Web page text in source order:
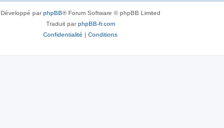
Développé parphpBB® Forum Software © phpBB Limited
Traduit parphpBB-fr.com
Confidentialité | Conditions